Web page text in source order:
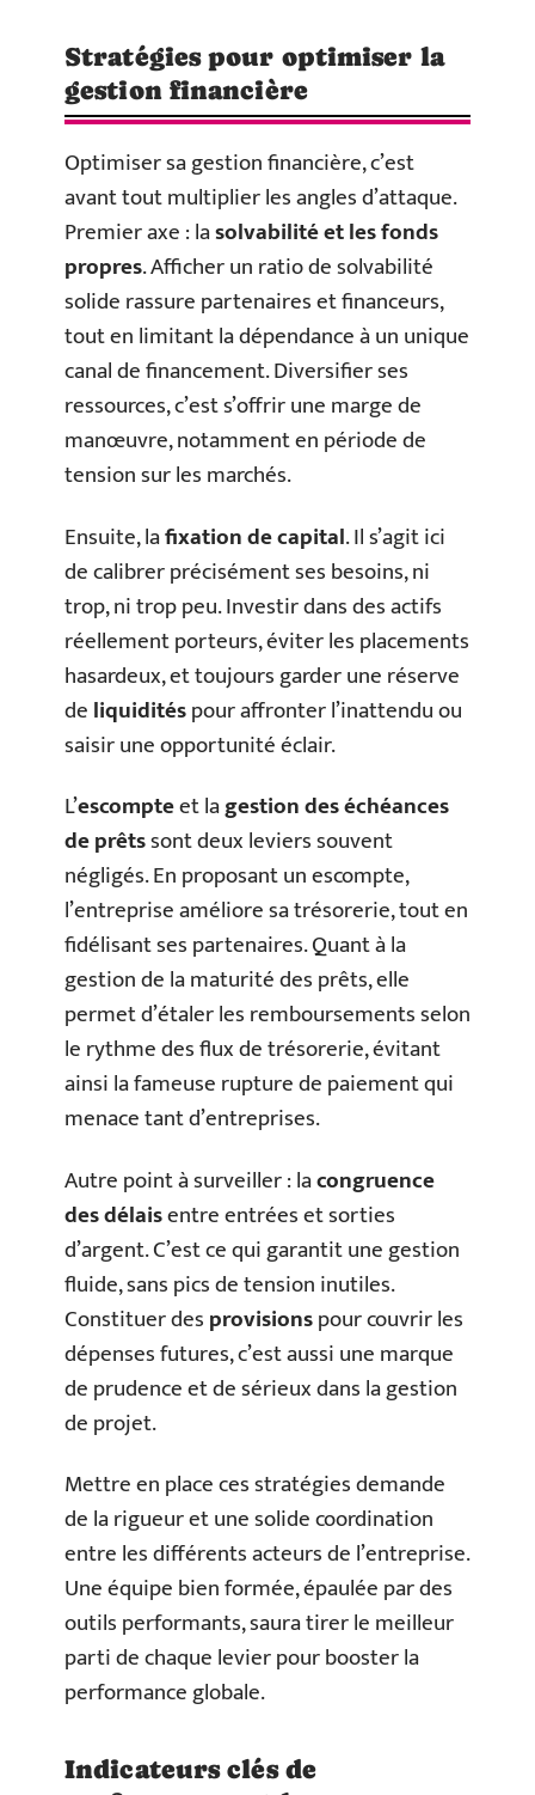
Stratégies pour optimiser la
gestion financière
Optimiser sa gestion financière, c’est
avant tout multiplier les angles d’attaque.
Premier axe : lasolvabilité et les fonds
propres. Afficher un ratio de solvabilité
solide rassure partenaires et financeurs,
tout en limitant la dépendance à un unique
canal de financement. Diversifier ses
ressources, c’est s’offrir une marge de
manœuvre, notamment en période de
tension sur les marchés.
Ensuite, lafixation de capital. Il s’agit ici
de calibrer précisément ses besoins, ni
trop, ni trop peu. Investir dans des actifs
réellement porteurs, éviter les placements
hasardeux, et toujours garder une réserve
deliquiditéspour affronter l’inattendu ou
saisir une opportunité éclair.
L’escompteet lagestion des échéances
de prêtssont deux leviers souvent
négligés. En proposant un escompte,
l’entreprise améliore sa trésorerie, tout en
fidélisant ses partenaires. Quant à la
gestion de la maturité des prêts, elle
permet d’étaler les remboursements selon
le rythme des flux de trésorerie, évitant
ainsi la fameuse rupture de paiement qui
menace tant d’entreprises.
Autre point à surveiller : lacongruence
des délaisentre entrées et sorties
d’argent. C’est ce qui garantit une gestion
fluide, sans pics de tension inutiles.
Constituer desprovisionspour couvrir les
dépenses futures, c’est aussi une marque
de prudence et de sérieux dans la gestion
de projet.
Mettre en place ces stratégies demande
de la rigueur et une solide coordination
entre les différents acteurs de l’entreprise.
Une équipe bien formée, épaulée par des
outils performants, saura tirer le meilleur
parti de chaque levier pour booster la
performance globale.
Indicateurs clés de